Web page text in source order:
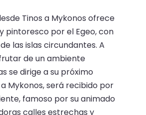
Tinos a Mykonos ofrece
pintoresco por el Egeo, con
las islas circundantes. A
de un ambiente
se dirige a su próximo
Mykonos, será recibido por
famoso por su animado
calles estrechas y